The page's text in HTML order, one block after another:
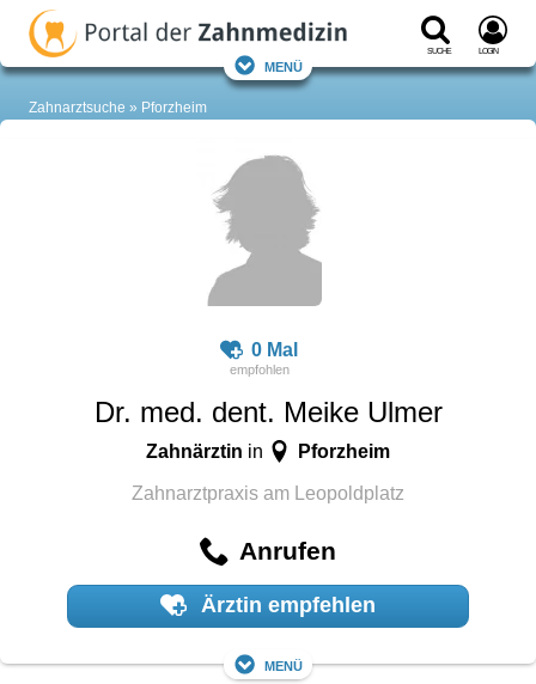
Suche Login
Menü
Zahnarztsuche Pforzheim
0 Mal
Dr. med. dent. Meike Ulmer
Zahnärztin in Pforzheim
Zahnarztpraxis am Leopoldplatz
Anrufen
Ärztin empfehlen
Menü